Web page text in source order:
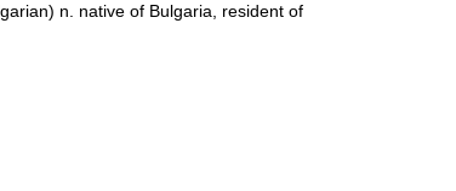
n. native of Bulgaria, resident of